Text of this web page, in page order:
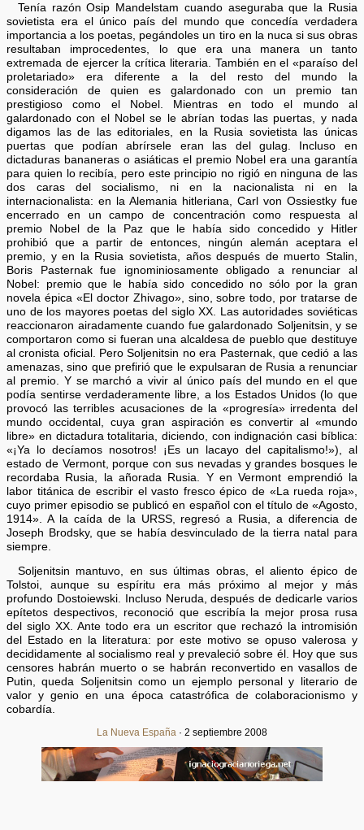
Tenía razón Osip Mandelstam cuando aseguraba que la Rusia
sovietista era el único país del mundo que concedía verdadera
importancia a los poetas, pegándoles un tiro en la nuca si sus obras
resultaban improcedentes, lo que era una manera un tanto
extremada de ejercer la crítica literaria. También en el «paraíso del
proletariado» era diferente a la del resto del mundo la
consideración de quien es galardonado con un premio tan
prestigioso como el Nobel. Mientras en todo el mundo al
galardonado con el Nobel se le abrían todas las puertas, y nada
digamos las de las editoriales, en la Rusia sovietista las únicas
puertas que podían abrírsele eran las del gulag. Incluso en
dictaduras bananeras o asiáticas el premio Nobel era una garantía
para quien lo recibía, pero este principio no rigió en ninguna de las
dos caras del socialismo, ni en la nacionalista ni en la
internacionalista: en la Alemania hitleriana, Carl von Ossiestky fue
encerrado en un campo de concentración como respuesta al
premio Nobel de la Paz que le había sido concedido y Hitler
prohibió que a partir de entonces, ningún alemán aceptara el
premio, y en la Rusia sovietista, años después de muerto Stalin,
Boris Pasternak fue ignominiosamente obligado a renunciar al
Nobel: premio que le había sido concedido no sólo por la gran
novela épica «El doctor Zhivago», sino, sobre todo, por tratarse de
uno de los mayores poetas del siglo XX. Las autoridades soviéticas
reaccionaron airadamente cuando fue galardonado Soljenitsin, y se
comportaron como si fueran una alcaldesa de pueblo que destituye
al cronista oficial. Pero Soljenitsin no era Pasternak, que cedió a las
amenazas, sino que prefirió que le expulsaran de Rusia a renunciar
al premio. Y se marchó a vivir al único país del mundo en el que
podía sentirse verdaderamente libre, a los Estados Unidos (lo que
provocó las terribles acusaciones de la «progresía» irredenta del
mundo occidental, cuya gran aspiración es convertir al «mundo
libre» en dictadura totalitaria, diciendo, con indignación casi bíblica:
«¡Ya lo decíamos nosotros! ¡Es un lacayo del capitalismo!»), al
estado de Vermont, porque con sus nevadas y grandes bosques le
recordaba Rusia, la añorada Rusia. Y en Vermont emprendió la
labor titánica de escribir el vasto fresco épico de «La rueda roja»,
cuyo primer episodio se publicó en español con el título de «Agosto,
1914». A la caída de la URSS, regresó a Rusia, a diferencia de
Joseph Brodsky, que se había desvinculado de la tierra natal para
siempre.
Soljenitsin mantuvo, en sus últimas obras, el aliento épico de
Tolstoi, aunque su espíritu era más próximo al mejor y más
profundo Dostoiewski. Incluso Neruda, después de dedicarle varios
epítetos despectivos, reconoció que escribía la mejor prosa rusa
del siglo XX. Ante todo era un escritor que rechazó la intromisión
del Estado en la literatura: por este motivo se opuso valerosa y
decididamente al socialismo real y prevaleció sobre él. Hoy que sus
censores habrán muerto o se habrán reconvertido en vasallos de
Putin, queda Soljenitsin como un ejemplo personal y literario de
valor y genio en una época catastrófica de colaboracionismo y
cobardía.
La Nueva España · 2 septiembre 2008